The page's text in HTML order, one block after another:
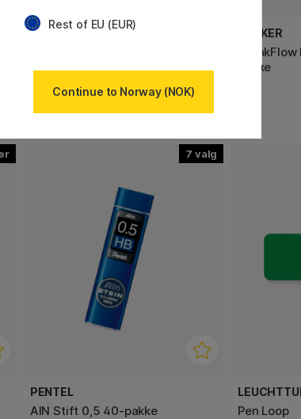
PLATINUM PARKER
pakke
7
PENTEL
AIN Stift 0,5 40-pakke Pen Loop
Rest of EU (EUR)
Continue to Norway (NOK)